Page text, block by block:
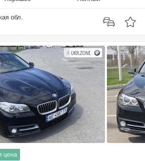
обл.
цена